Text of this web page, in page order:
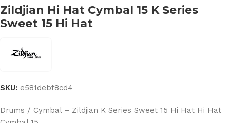
Zildjian Hi Hat Cymbal 15 K Series
Sweet 15 Hi Hat
SKU: e581debf8cd4
Drums / Cymbal – Zildjian K Series Sweet 15 Hi Hat Hi Hat